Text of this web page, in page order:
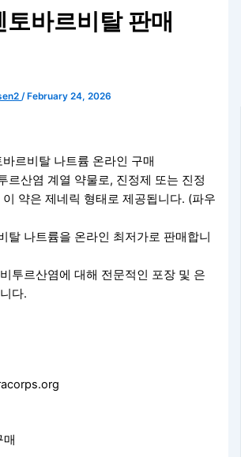
토바르비탈 판매
/ February 24, 2026
르비탈 나트륨 온라인 구매
르산염 계열 약물로, 진정제 또는 진정
약은 제네릭 형태로 제공됩니다. (파우
탈 나트륨을 온라인 최저가로 판매합니
투르산염에 대해 전문적인 포장 및 은
다.
매